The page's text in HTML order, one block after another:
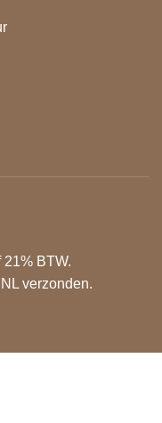
BTW.
verzonden.